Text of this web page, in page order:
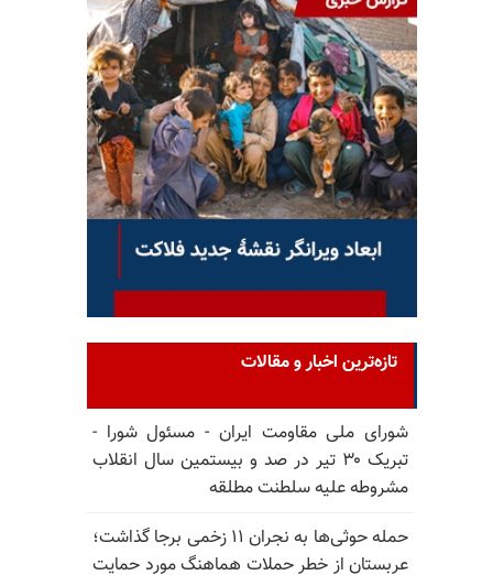
تازه‌ترین اخبار و مقالات
شورای ملی مقاومت ایران - مسئول شورا -
تبریک ۳۰ تیر در صد و بیستمین سال انقلاب
مشروطه علیه سلطنت مطلقه
حمله حوثی‌ها به نجران ۱۱ زخمی برجا گذاشت؛
عربستان از خطر حملات هماهنگ مورد حمایت